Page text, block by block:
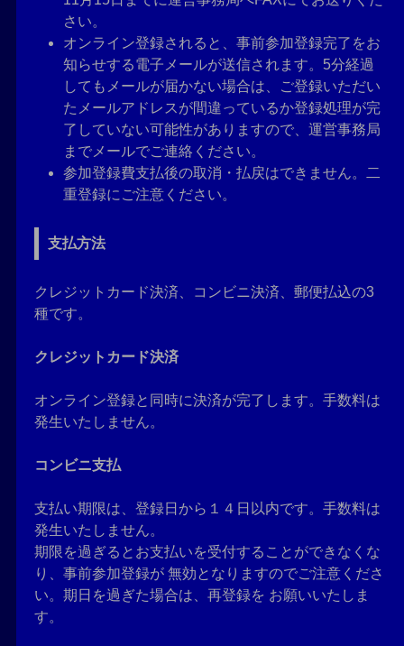
さい。
オンライン登録されると、事前参加登録完了をお
知らせする電子メールが送信されます。5分経過
してもメールが届かない場合は、ご登録いただい
たメールアドレスが間違っているか登録処理が完
了していない可能性がありますので、運営事務局
までメールでご連絡ください。
参加登録費支払後の取消・払戻はできません。二
重登録にご注意ください。
支払方法
クレジットカード決済、コンビニ決済、郵便払込の3
種です。
クレジットカード決済
オンライン登録と同時に決済が完了します。手数料は
発生いたしません。
コンビニ支払
支払い期限は、登録日から１４日以内です。手数料は
発生いたしません。
期限を過ぎるとお支払いを受付することができなくな
り、事前参加登録が 無効となりますのでご注意くださ
い。期日を過ぎた場合は、再登録を お願いいたしま
す。